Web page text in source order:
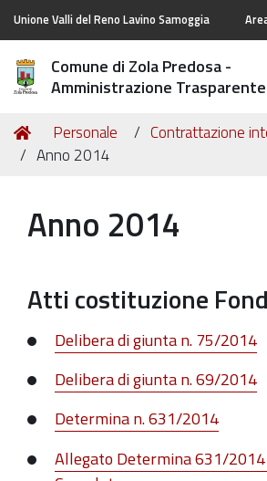
Unione Valli del Reno Lavino Samoggia
Comune di Zola Predosa -
Amministrazione Trasparente
Tu
sei
Home
Personale
Contrattazione
Anno 2014
Anno 2014
Atti costituzione
Delibera di giunta n. 75/2014
Delibera di giunta n. 69/2014
Determina n. 631/2014
Allegato Determina 631/2014